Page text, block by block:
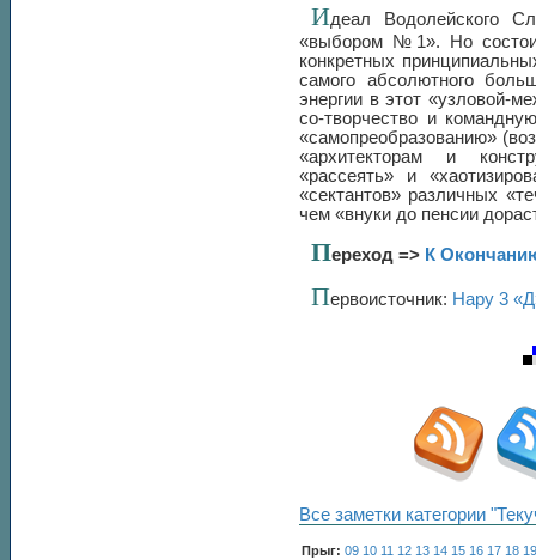
Идеал Водолейского
«выбором №1». Но
конкретных
самого абсолютного
энергии в этот «узловой-
со-творчество и
«самопреобразованию»
«архитекторам и
«рассеять» и
«сектантов» различных
чем «внуки до пенсии
Переход => К
Первоисточник: Нару 3
Все заметки категории
Прыг: 09 10 11 12 13 14 15 16 17 18 19